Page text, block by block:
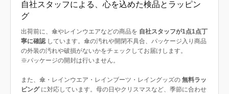
自社スタッフによる、心を込めた検品とラッピン
グ
出荷前に、傘やレインウエアなどの商品を 自社スタッフが1点1点丁
寧に確認しています。傘の汚れや開閉不具合、パッケージ入り商品
の外装の汚れや破損がないかをチェックしてお届けします。
※パッケージの開封は行いません。
また、傘・レインウエア・レインブーツ・レイングッズの 無料ラッ
ピングに対応しています。母の日やクリスマスなど、季節に合わせ